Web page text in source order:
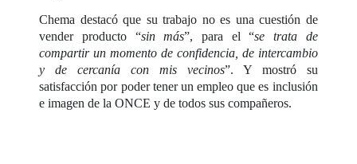
Chema destacó que su trabajo no es una cuestión de
vender producto “sin más”, para el “se trata de
compartir un momento de confidencia, de intercambio
y de cercanía con mis vecinos”. Y mostró su
satisfacción por poder tener un empleo que es inclusión
e imagen de la ONCE y de todos sus compañeros.